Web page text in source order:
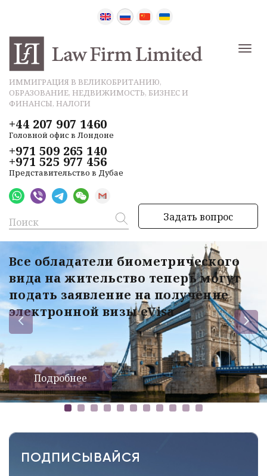
ИММИГРАЦИЯ В ВЕЛИКОБРИТАНИЮ,
ОБРАЗОВАНИЕ, НЕДВИЖИМОСТЬ, БИЗНЕС И
ФИНАНСЫ, НАЛОГИ
+44 207 907 1460
Головной офис в Лондоне
+971 509 265 140
+971 525 977 456
Представительство в Дубае
Задать вопрос
Все обладатели биометрического
вида на жительство теперь могут
подать заявление на получение
электронной визы eVisa
Подробнее
ПОДПИСЫВАЙСЯ